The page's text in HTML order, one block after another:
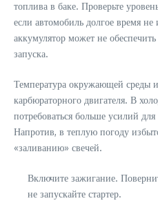
топлива в баке. Проверьте
если автомобиль долгое время не
аккумулятор может не
запуска.
Температура окружающей среды
карбюраторного двигателя. В
потребоваться больше усилий
Напротив, в теплую погоду
«заливанию» свечей.
Включите зажигание.
не запускайте стартер.